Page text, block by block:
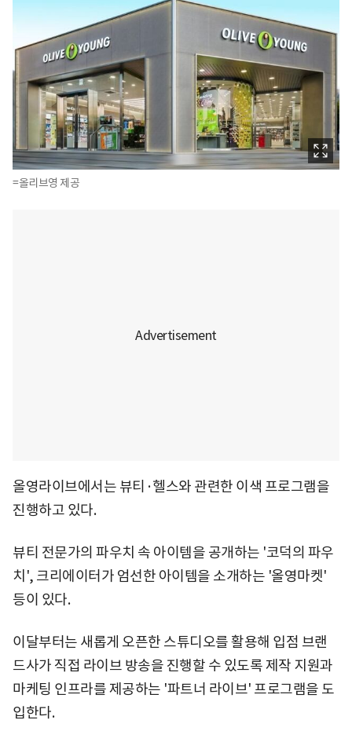
=올리브영 제공
올영라이브에서는 뷰티·헬스와 관련한 이색 프로그램을
진행하고 있다.
뷰티 전문가의 파우치 속 아이템을 공개하는 '코덕의 파우
치', 크리에이터가 엄선한 아이템을 소개하는 '올영마켓'
등이 있다.
이달부터는 새롭게 오픈한 스튜디오를 활용해 입점 브랜
드사가 직접 라이브 방송을 진행할 수 있도록 제작 지원과
마케팅 인프라를 제공하는 '파트너 라이브' 프로그램을 도
입한다.